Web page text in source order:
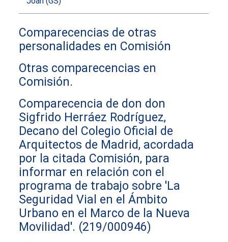
Comparecencias de otras
personalidades en Comisión
Otras comparecencias en
Comisión.
Comparecencia de don don
Sigfrido Herráez Rodríguez,
Decano del Colegio Oficial de
Arquitectos de Madrid, acordada
por la citada Comisión, para
informar en relación con el
programa de trabajo sobre 'La
Seguridad Vial en el Ámbito
Urbano en el Marco de la Nueva
Movilidad'. (219/000946)